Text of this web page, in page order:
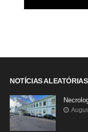
NOTÍCIAS ALEATÓRIAS